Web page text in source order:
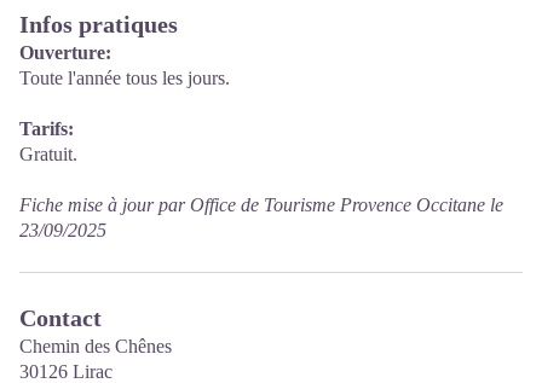
Infos pratiques
Ouverture:
Toute l'année tous les jours.
Tarifs:
Gratuit.
Fiche mise à jour par Office de Tourisme Provence Occitane le
23/09/2025
Contact
Chemin des Chênes
30126 Lirac